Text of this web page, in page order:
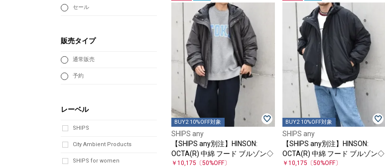
BUY2 10%OFF対象
SHIPS any
【SHIPS any別注】HINSON:
OCTA(R) 中綿 フード ブルゾン◇
￥10,175 〔50%OFF〕
BUY2 10%OFF対象
SHIPS any
【SHIPS any別注】HINSON:
OCTA(R) 中綿 フード ブルゾン◇
￥10,175 〔50%OFF〕
セール
販売タイプ
通常販売
予約
レーベル
SHIPS
City Ambient Products
SHIPS for women